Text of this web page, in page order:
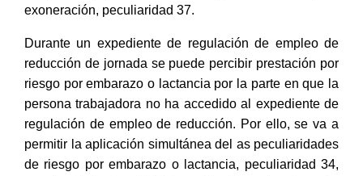
exoneración, peculiaridad 37.
Durante un expediente de regulación de empleo de
reducción de jornada se puede percibir prestación por
riesgo por embarazo o lactancia por la parte en que la
persona trabajadora no ha accedido al expediente de
regulación de empleo de reducción. Por ello, se va a
permitir la aplicación simultánea del as peculiaridades
de riesgo por embarazo o lactancia, peculiaridad 34,